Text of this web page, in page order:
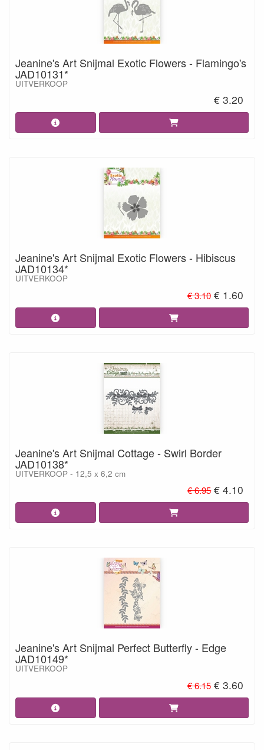
Jeanine's Art Snijmal Exotic Flowers - Flamingo's
JAD10131*
UITVERKOOP
€ 3.20
Jeanine's Art Snijmal Exotic Flowers - Hibiscus
JAD10134*
UITVERKOOP
€ 3.10 € 1.60
Jeanine's Art Snijmal Cottage - Swirl Border
JAD10138*
UITVERKOOP - 12,5 x 6,2 cm
€ 6.95 € 4.10
Jeanine's Art Snijmal Perfect Butterfly - Edge
JAD10149*
UITVERKOOP
€ 6.15 € 3.60